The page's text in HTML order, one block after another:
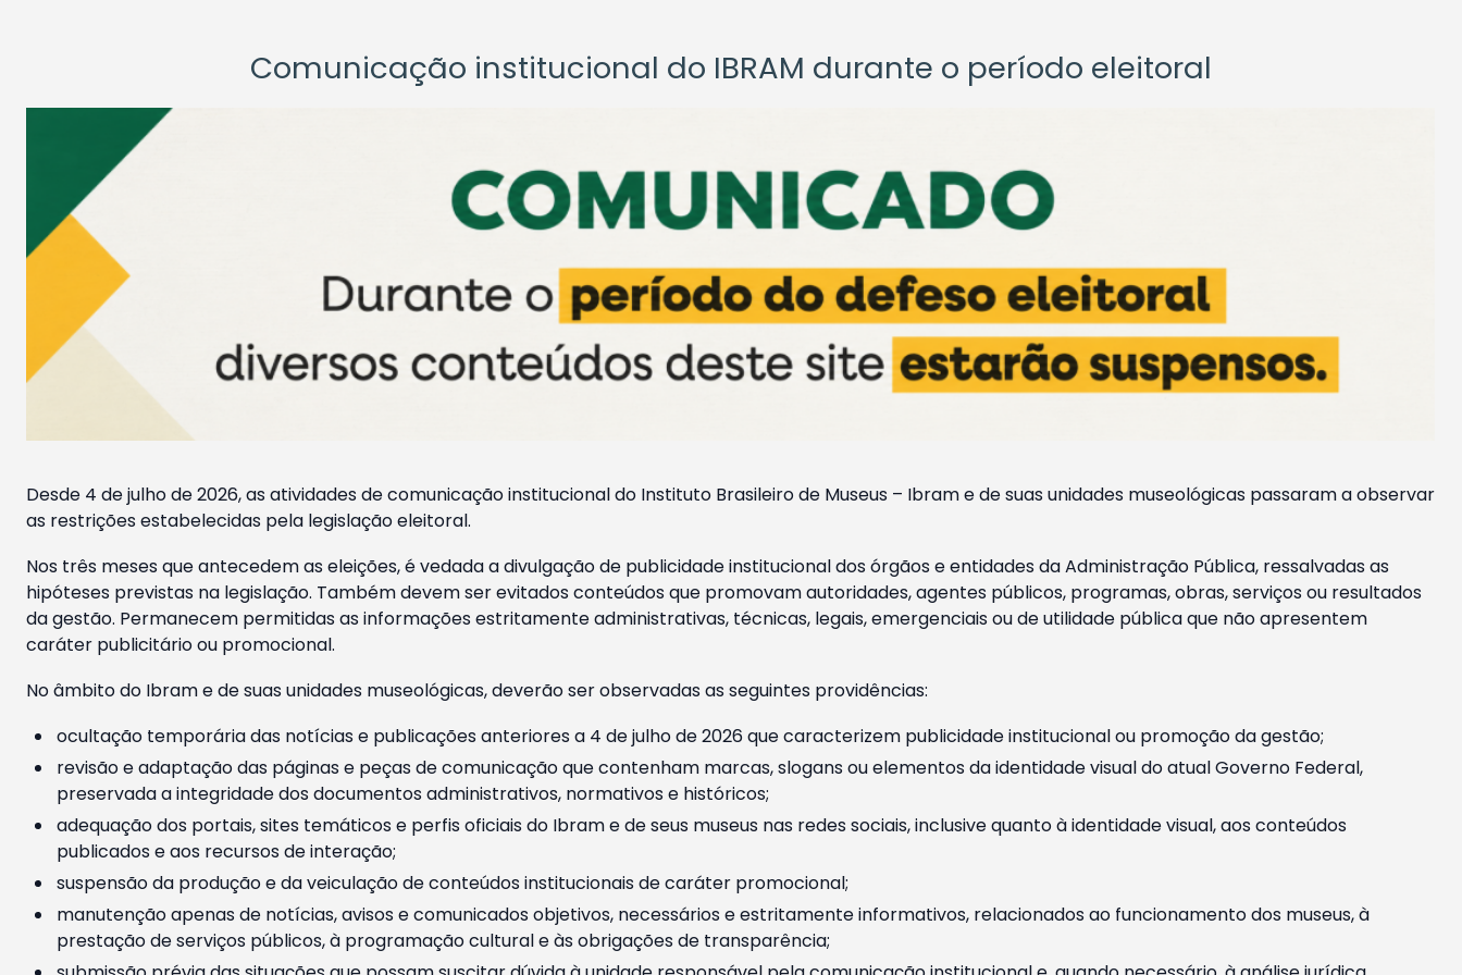
Comunicação institucional do IBRAM durante o período eleitoral
Desde 4 de julho de 2026, as atividades de comunicação institucional do Instituto Brasileiro de Museus – Ibram e de suas unidades museológicas passaram a observar
as restrições estabelecidas pela legislação eleitoral.
Nos três meses que antecedem as eleições, é vedada a divulgação de publicidade institucional dos órgãos e entidades da Administração Pública, ressalvadas as
hipóteses previstas na legislação. Também devem ser evitados conteúdos que promovam autoridades, agentes públicos, programas, obras, serviços ou resultados
da gestão. Permanecem permitidas as informações estritamente administrativas, técnicas, legais, emergenciais ou de utilidade pública que não apresentem
caráter publicitário ou promocional.
No âmbito do Ibram e de suas unidades museológicas, deverão ser observadas as seguintes providências:
ocultação temporária das notícias e publicações anteriores a 4 de julho de 2026 que caracterizem publicidade institucional ou promoção da gestão;
revisão e adaptação das páginas e peças de comunicação que contenham marcas, slogans ou elementos da identidade visual do atual Governo Federal,
preservada a integridade dos documentos administrativos, normativos e históricos;
adequação dos portais, sites temáticos e perfis oficiais do Ibram e de seus museus nas redes sociais, inclusive quanto à identidade visual, aos conteúdos
publicados e aos recursos de interação;
suspensão da produção e da veiculação de conteúdos institucionais de caráter promocional;
manutenção apenas de notícias, avisos e comunicados objetivos, necessários e estritamente informativos, relacionados ao funcionamento dos museus, à
prestação de serviços públicos, à programação cultural e às obrigações de transparência;